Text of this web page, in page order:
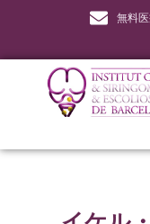
無料